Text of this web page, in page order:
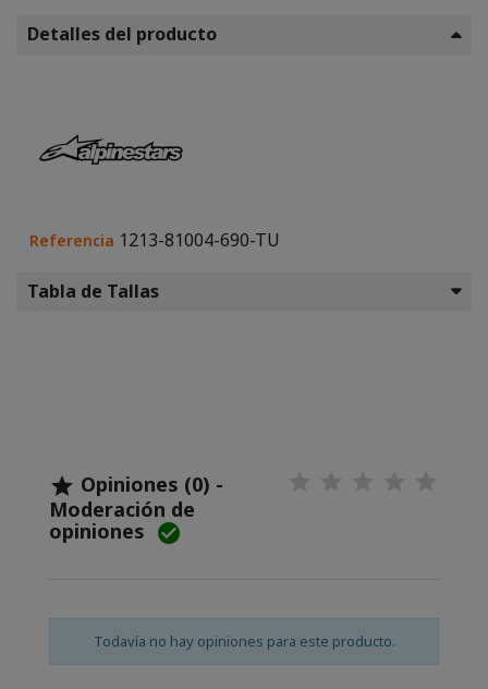
Detalles del producto
Referencia 1213-81004-690-TU
Tabla de Tallas
 Opiniones (0) -
Moderación de
opiniones 
Todavía no hay opiniones para este producto.